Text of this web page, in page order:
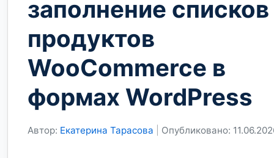
заполнение списков
продуктов
WooCommerce в
формах WordPress
Автор: Екатерина Тарасова Опубликовано: